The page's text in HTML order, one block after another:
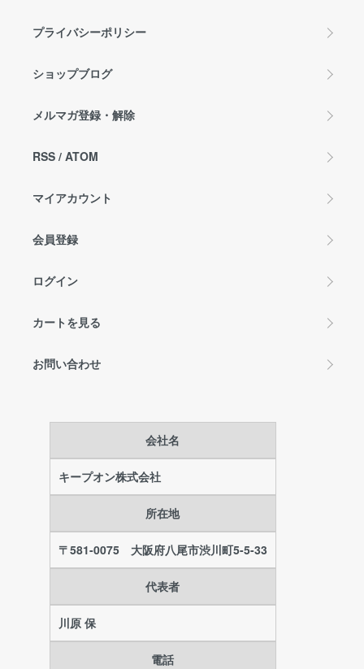
プライバシーポリシー
ショップブログ
メルマガ登録・解除
RSS / ATOM
マイアカウント
会員登録
ログイン
カートを見る
お問い合わせ
会社名
キープオン株式会社
所在地
〒581-0075 大阪府八尾市渋川町5-5-33
代表者
川原 保
電話